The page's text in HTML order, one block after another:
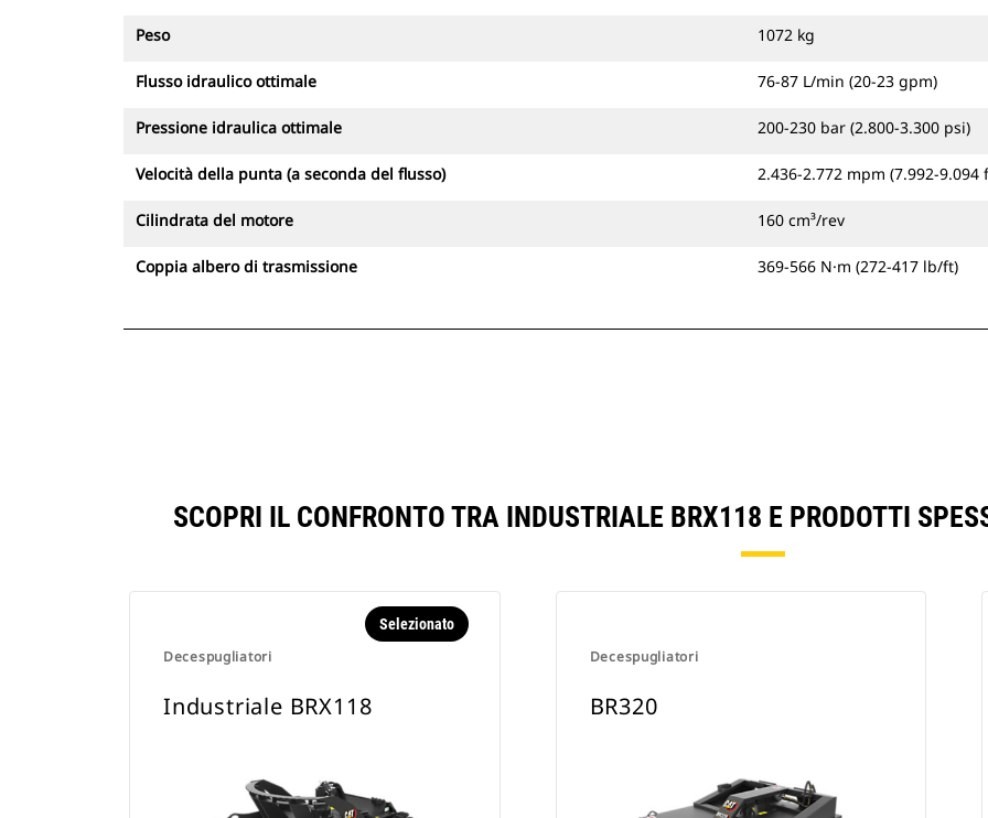
Peso 1072 kg
Flusso idraulico ottimale 76-87 L/min (20-23 gpm)
Pressione idraulica ottimale 200-230 bar (2.800-3.300 psi)
Velocità della punta (a seconda del flusso) 2.436-2.772 mpm (7.992-9.094
Cilindrata del motore 160 cm³/rev
Coppia albero di trasmissione 369-566 N·m (272-417 lb/ft)
SCOPRI IL CONFRONTO TRA INDUSTRIALE BRX118 E PRODOTTI
Decespugliatori
Selezionato
Industriale BRX118
Decespugliatori
BR320